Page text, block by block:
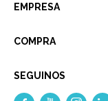
EMPRESA
COMPRA
SEGUINOS